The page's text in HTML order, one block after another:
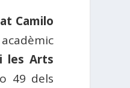
Camilo
les Arts
49 dels